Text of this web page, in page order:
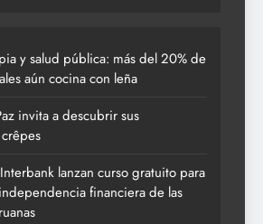
y salud pública: más del 20% de
aún cocina con leña
invita a descubrir sus
lanzan curso gratuito para
financiera de las